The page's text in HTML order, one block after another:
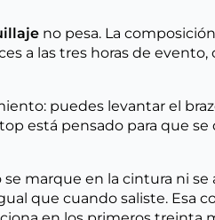
no pesa. La
a las tres horas de
puedes levantar el
está pensado para que
marque en la cintura ni
que cuando saliste. Esa